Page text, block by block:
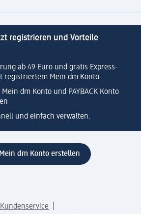
registrieren und Vorteile
ab 49 Euro und gratis Express-
registriertem Mein dm Konto
dm Konto und PAYBACK Konto
und einfach verwalten.
dm Konto erstellen
Kundenservice